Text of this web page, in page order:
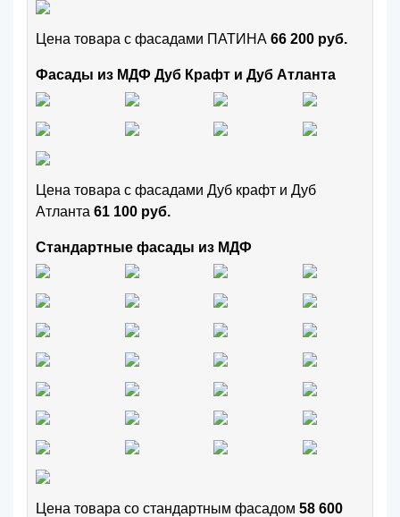
Цена товара с фасадами ПАТИНА 66 200 руб.
Фасады из МДФ Дуб Крафт и Дуб Атланта
Цена товара с фасадами Дуб крафт и Дуб
Атланта 61 100 руб.
Стандартные фасады из МДФ
Цена товара cо стандартным фасадом 58 600